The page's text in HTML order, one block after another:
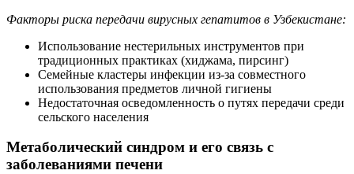
Факторы риска передачи вирусных гепатитов в Узбекистане:
Использование нестерильных инструментов при
традиционных практиках (хиджама, пирсинг)
Семейные кластеры инфекции из-за совместного
использования предметов личной гигиены
Недостаточная осведомленность о путях передачи среди
сельского населения
Метаболический синдром и его связь с
заболеваниями печени